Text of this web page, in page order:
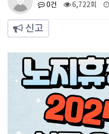
0건 6,722회
신고